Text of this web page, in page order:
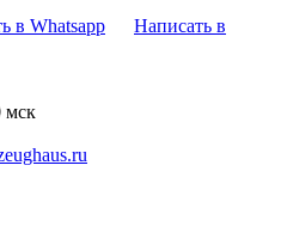
в Whatsapp
Написать в
мск